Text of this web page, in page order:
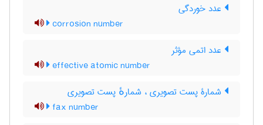
عدد خوردگی
corrosion number
عدد اتمی مؤثر
effective atomic number
شمارۀ پست تصویری ، شمارهٔ پست تصویری
fax number